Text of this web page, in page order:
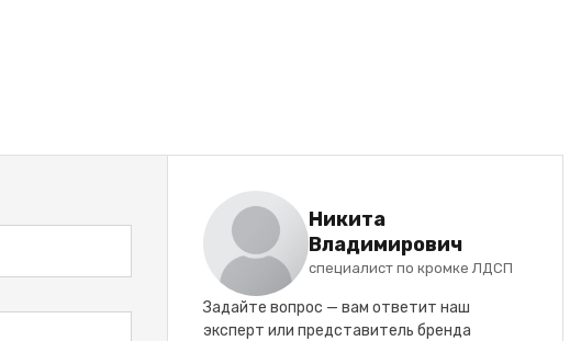
Никита
Владимирович
специалист по кромке ЛДСП
Задайте вопрос — вам ответит наш
эксперт или представитель бренда